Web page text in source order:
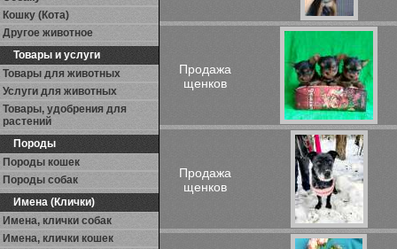
Продажа
щенков
Продажа
щенков
Кошку (Кота)
Другое животное
Товары и услуги
Товары для животных
Услуги для животных
Товары, удобрения для
растений
Породы
Породы кошек
Породы собак
Имена (Клички)
Имена, клички собак
Имена, клички кошек